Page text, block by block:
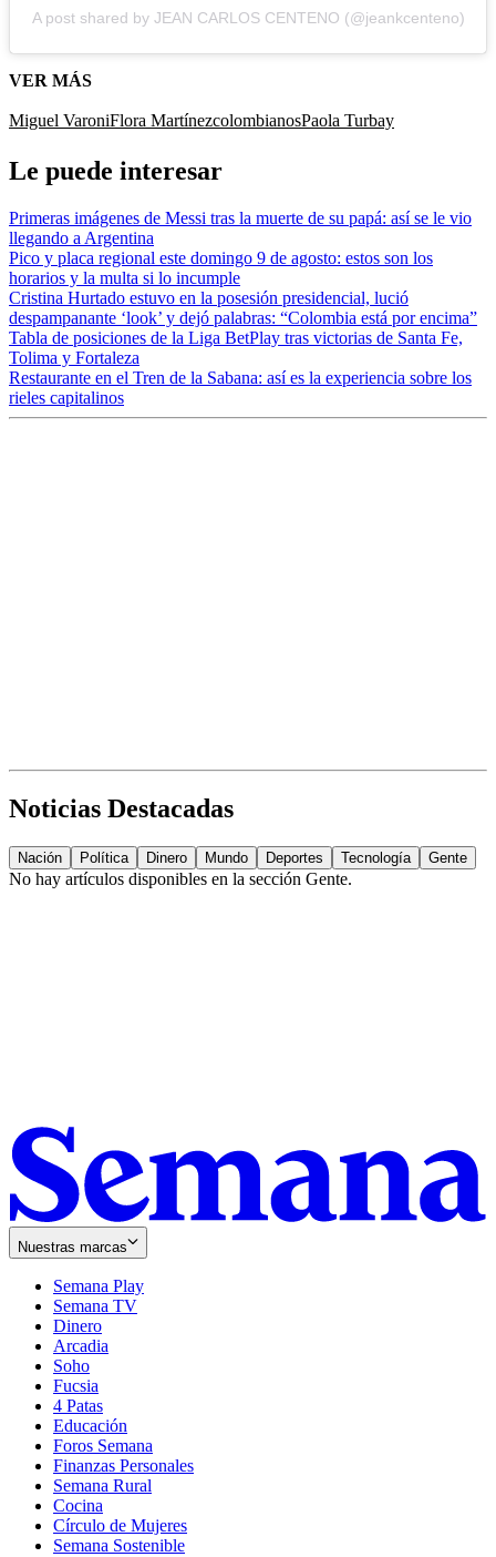
A post shared by JEAN CARLOS CENTENO (@jeankcenteno)
VER MÁS
Miguel VaroniFlora MartínezcolombianosPaola Turbay
Le puede interesar
Primeras imágenes de Messi tras la muerte de su papá: así se le vio
llegando a Argentina
Pico y placa regional este domingo 9 de agosto: estos son los
horarios y la multa si lo incumple
Cristina Hurtado estuvo en la posesión presidencial, lució
despampanante ‘look’ y dejó palabras: “Colombia está por encima”
Tabla de posiciones de la Liga BetPlay tras victorias de Santa Fe,
Tolima y Fortaleza
Restaurante en el Tren de la Sabana: así es la experiencia sobre los
rieles capitalinos
Noticias Destacadas
Nación Política Dinero Mundo Deportes Tecnología Gente
No hay artículos disponibles en la sección Gente.
Nuestras marcas
Semana Play
Semana TV
Dinero
Arcadia
Soho
in
new
window
Fucsia
in
new
window
4 Patas
Educación
Foros Semana
Finanzas Personales
Semana Rural
Cocina
Círculo de Mujeres
Semana Sostenible